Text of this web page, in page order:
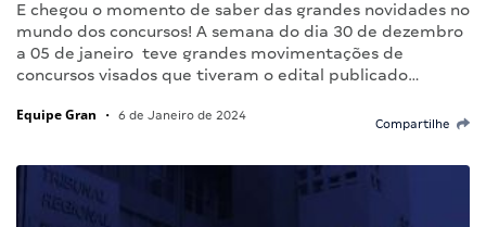
E chegou o momento de saber das grandes novidades no
mundo dos concursos! A semana do dia 30 de dezembro
a 05 de janeiro teve grandes movimentações de
concursos visados que tiveram o edital publicado…
Equipe Gran • 6 de Janeiro de 2024
Compartilhe